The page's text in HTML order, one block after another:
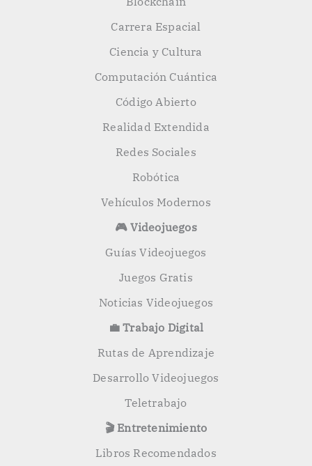
Carrera Espacial
Ciencia y Cultura
Computación Cuántica
Código Abierto
Realidad Extendida
Redes Sociales
Robótica
Vehículos Modernos
🎮 Videojuegos
Guías Videojuegos
Juegos Gratis
Noticias Videojuegos
💼 Trabajo Digital
Rutas de Aprendizaje
Desarrollo Videojuegos
Teletrabajo
🎬 Entretenimiento
Libros Recomendados